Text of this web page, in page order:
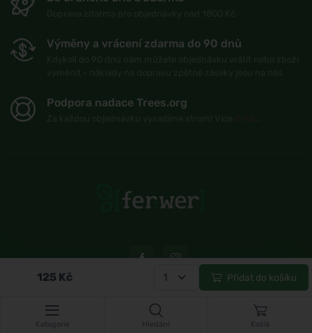
Výměny a vrácení zdarma do 90 dnů
Podpora nadace Trees.org
© Topshelf s.r.o. Všechna práva vyhrazena.
125 Kč Přidat do košíku
Kategorie Hledání Košík